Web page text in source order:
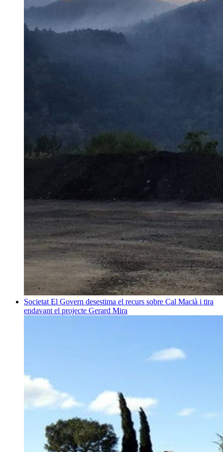
Societat El Govern desestima el recurs sobre Cal Macià i tira
endavant el projecte Gerard Mira